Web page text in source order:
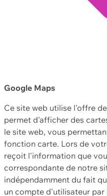
Google Maps
Ce site web utilise l'offre
permet d'afficher des
le site web, vous
fonction carte. Lors de
reçoit l'information que
correspondante de notre
indépendamment du fait
un compte d'utilisateur